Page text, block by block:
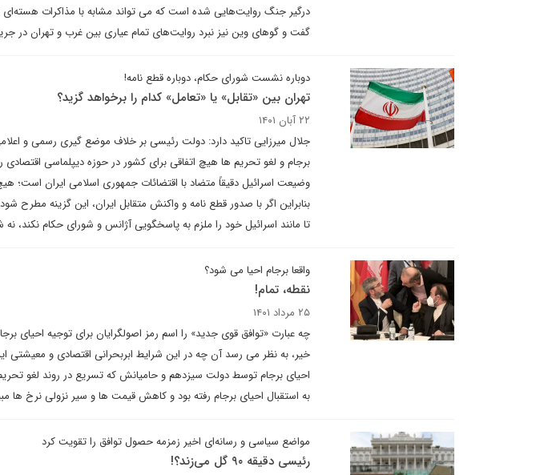
درگیر جنگ روایت‌هایی شده است که می تواند مشابه با مذاکرات هسته‌ای
گفت و گوهای وین نیز نبرد روایت‌های تمام عیاری بین غرب و تهران در
دوباره نشست شورای حکام، دوباره قطع نامه!
تهران بین «تقابل» یا «تعامل» کدام را برخواهد گزید؟
۲۲ آبان ۱۴۰۱
جلال میرزایی تاکید دارد: دولت رئیسی بر خلاف موضع گیری رسمی و
برجام و لغو تحریم ها هیچ اتفاقی برای کشور در حوزه دیپلماسی
وضیعت اسرائیل دقیقاً متضاد با اقتضائات جمهوری اسلامی ایران است؛
بنابراین اگر با صدور قطع نامه و واکنش متقابل ایران، این گزینه
تا مانند اسرائیل خود را ملزم به پاسخگویی آژانس و شورای حکام نکند،
واقعا برجام احیا می شود؟
نقطه، تمام!
۲۵ مرداد ۱۴۰۱
خیر، به نظر می رسد آن چه در این شرایط ابربحرانی اقتصادی و معیشتی
احیای برجام توسط دولت سیزدهم و حامیانش که تسریع در روند لغو
به استقبال احیای برجام رفته بود و کاهش قیمت ها و سیر نزولی نرخ ها
مواضع سیاسی و رسانه‌ای اخیر زمزمه حصول توافق را تقویت کرد
رئیسی دقیقه ۹۰ گل می‌زند؟!